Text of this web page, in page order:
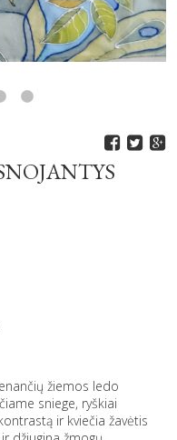
žiemos ledo
sniege, ryškiai
ir kviečia žavėtis